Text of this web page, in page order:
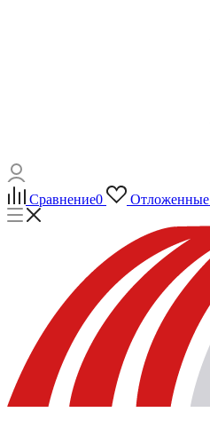
Сравнение0 Отложенные